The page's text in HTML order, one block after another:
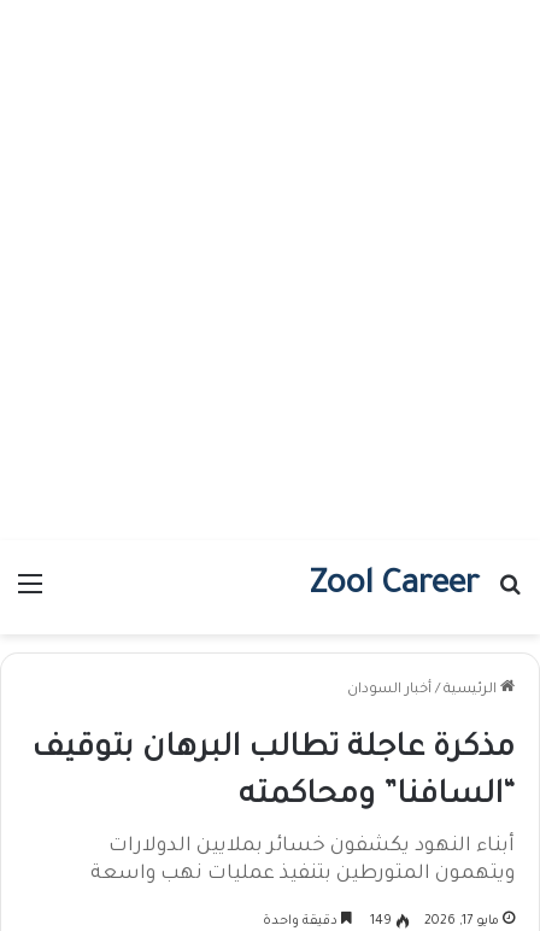
Zool Career
بحث عن
الرئيسية / أخبار السودان
مذكرة عاجلة تطالب البرهان بتوقيف
“السافنا” ومحاكمته
أبناء النهود يكشفون خسائر بملايين الدولارات
ويتهمون المتورطين بتنفيذ عمليات نهب واسعة
مايو 17, 2026 149 دقيقة واحدة